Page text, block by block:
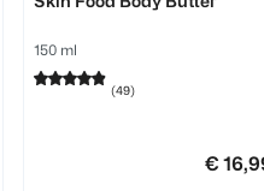
150 ml
(49)
€